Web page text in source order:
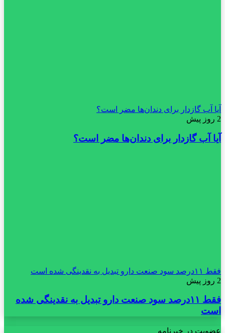
آیا آب گازدار برای دندان‌ها مضر است؟
2 روز پیش
آیا آب گازدار برای دندان‌ها مضر است؟
فقط ۱۱‌درصد سود صنعت دارو تبدیل به نقدینگی شده است
2 روز پیش
فقط ۱۱‌درصد سود صنعت دارو تبدیل به نقدینگی شده
است
عضویت در خبرنامه